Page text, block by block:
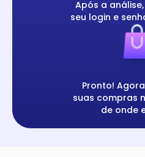
Após a
seu login e
Pronto!
suas compras
de onde